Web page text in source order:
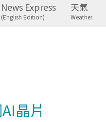
News Express
(English Edition)
天氣
Weather
晶片